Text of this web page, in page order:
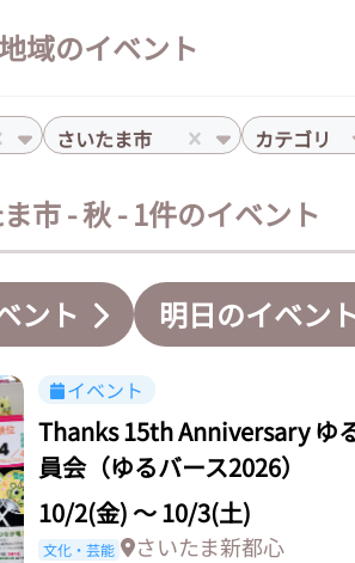
域のイベント
さいたま市 カテゴリ
市 - 秋 - 1件のイベント
ント 明日のイベン
イベント
Thanks 15th Anniversary ゆ
員会（ゆるバース2026）
10/2(金)〜10/3(土)
文化・芸能 さいたま新都心